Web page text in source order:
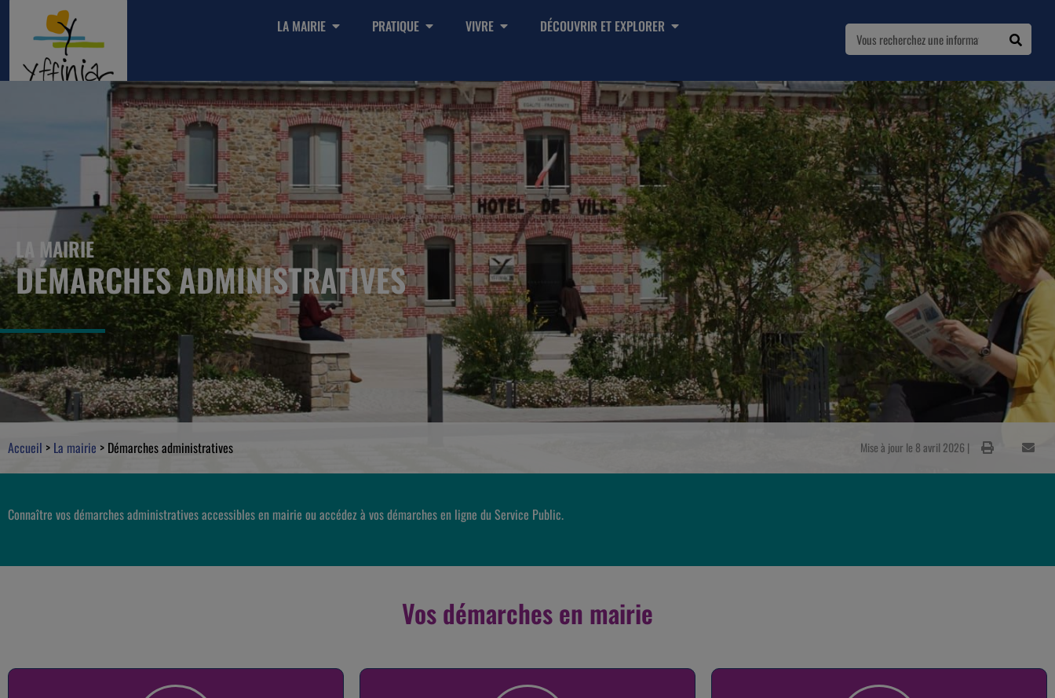
LA MAIRIE PRATIQUE VIVRE DÉCOUVRIR ET EXPLORER
LA MAIRIE
DÉMARCHES ADMINISTRATIVES
Accueil > La mairie > Démarches administratives Mise à jour le 8 avril 2026 |
Connaître vos démarches administratives accessibles en mairie ou accédez à vos démarches en ligne du Service Public.
Vos démarches en mairie